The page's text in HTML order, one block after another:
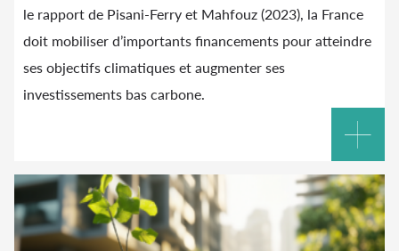
le rapport de Pisani-Ferry et Mahfouz (2023), la France
doit mobiliser d’importants financements pour atteindre
ses objectifs climatiques et augmenter ses
investissements bas carbone.